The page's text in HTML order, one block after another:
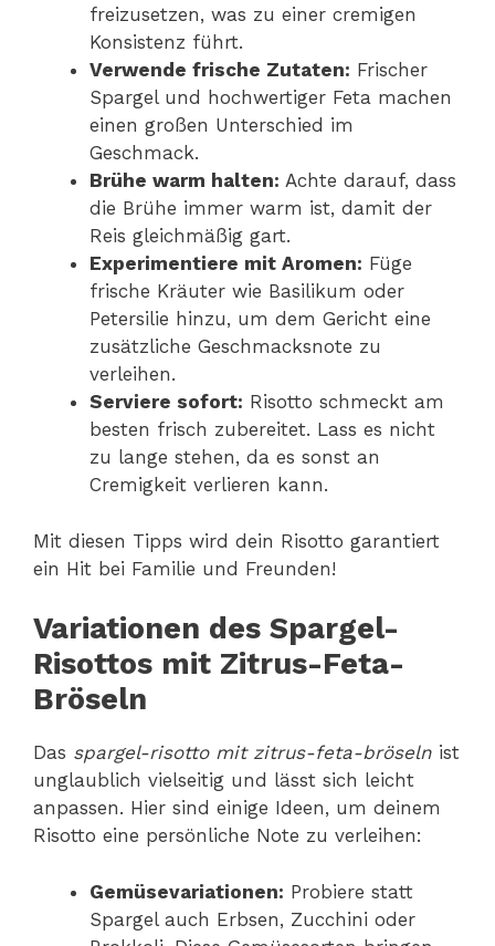
freizusetzen, was zu einer cremigen
Konsistenz führt.
Verwende frische Zutaten: Frischer
Spargel und hochwertiger Feta machen
einen großen Unterschied im
Geschmack.
Brühe warm halten: Achte darauf, dass
die Brühe immer warm ist, damit der
Reis gleichmäßig gart.
Experimentiere mit Aromen: Füge
frische Kräuter wie Basilikum oder
Petersilie hinzu, um dem Gericht eine
zusätzliche Geschmacksnote zu
verleihen.
Serviere sofort: Risotto schmeckt am
besten frisch zubereitet. Lass es nicht
zu lange stehen, da es sonst an
Cremigkeit verlieren kann.
Mit diesen Tipps wird dein Risotto garantiert
ein Hit bei Familie und Freunden!
Variationen des Spargel-
Risottos mit Zitrus-Feta-
Bröseln
Das spargel-risotto mit zitrus-feta-bröseln ist
unglaublich vielseitig und lässt sich leicht
anpassen. Hier sind einige Ideen, um deinem
Risotto eine persönliche Note zu verleihen:
Gemüsevariationen: Probiere statt
Spargel auch Erbsen, Zucchini oder